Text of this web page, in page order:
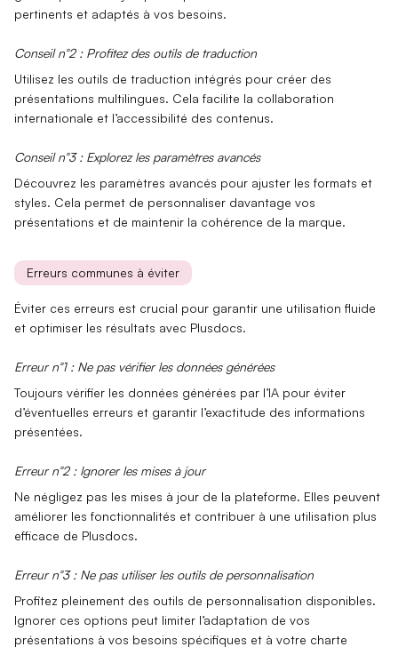
pertinents et adaptés à vos besoins.
Conseil n°2 : Profitez des outils de traduction
Utilisez les outils detraduction intégrés pour créer des
présentations multilingues. Cela facilite la collaboration
internationale et l’accessibilité des contenus.
Conseil n°3 : Explorez les paramètres avancés
Découvrez les paramètres avancés pour ajuster les formats et
styles. Cela permet de personnaliser davantage vos
présentations et de maintenir la cohérence de la marque.
Erreurs communes à éviter
Éviter ces erreurs est crucial pour garantir une utilisation fluide
et optimiser les résultats avec Plusdocs.
Erreur n°1 : Ne pas vérifier les données générées
Toujours vérifier les données générées par l’IA pour éviter
d’éventuelles erreurs et garantir l’exactitude des informations
présentées.
Erreur n°2 : Ignorer les mises à jour
Ne négligez pas les mises à jour de la plateforme. Elles peuvent
améliorer les fonctionnalités et contribuer à une utilisation plus
efficace de Plusdocs.
Erreur n°3 : Ne pas utiliser les outils de personnalisation
Profitez pleinement des outils de personnalisation disponibles.
Ignorer ces options peut limiter l’adaptation de vos
présentations à vos besoins spécifiques et à votre charte